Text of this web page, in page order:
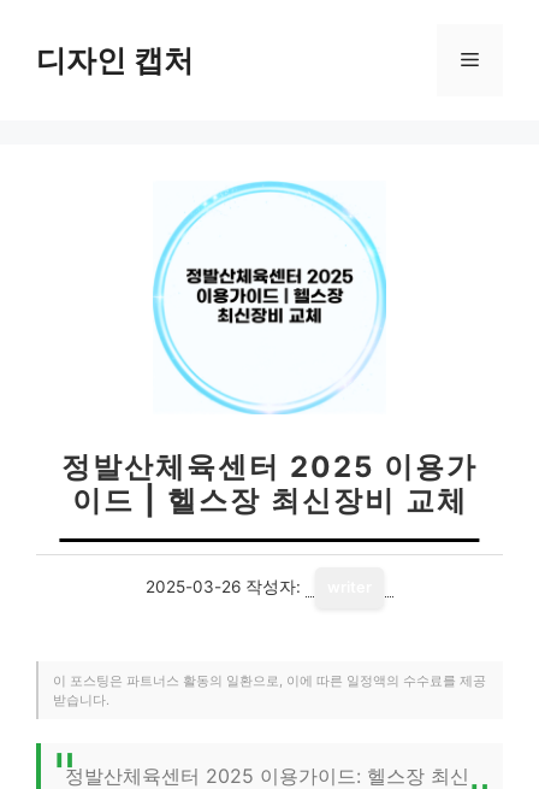
디자인 캡처 메
정발산체육센터 2025 이용가
이드 | 헬스장 최신장비 교체
2025-03-26 작성자:
이 포스팅은 파트너스 활동의 일환으로, 이에 따른 일정액의 수수료를 제공
받습니다.
정발산체육센터 2025 이용가이드: 헬스장 최신